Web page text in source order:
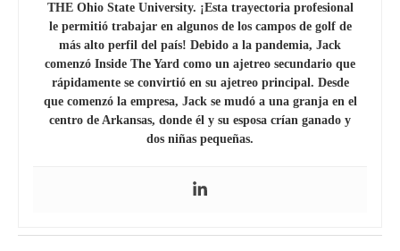
THE Ohio State University. ¡Esta trayectoria profesional
le permitió trabajar en algunos de los campos de golf de
más alto perfil del país! Debido a la pandemia, Jack
comenzó Inside The Yard como un ajetreo secundario que
rápidamente se convirtió en su ajetreo principal. Desde
que comenzó la empresa, Jack se mudó a una granja en el
centro de Arkansas, donde él y su esposa crían ganado y
dos niñas pequeñas.